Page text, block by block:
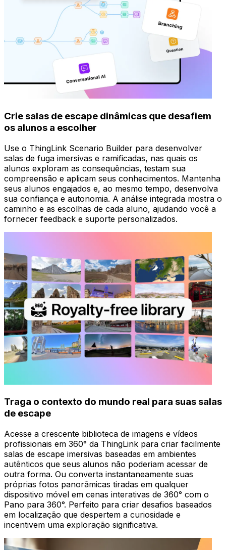
Crie salas de escape dinâmicas que desafiem
os alunos a escolher
Use o ThingLink Scenario Builder para desenvolver
salas de fuga imersivas e ramificadas, nas quais os
alunos exploram as consequências, testam sua
compreensão e aplicam seus conhecimentos. Mantenha
seus alunos engajados e, ao mesmo tempo, desenvolva
sua confiança e autonomia. A análise integrada mostra o
caminho e as escolhas de cada aluno, ajudando você a
fornecer feedback e suporte personalizados.
Traga o contexto do mundo real para suas salas
de escape
Acesse a crescente biblioteca de imagens e vídeos
profissionais em 360° da ThingLink para criar facilmente
salas de escape imersivas baseadas em ambientes
autênticos que seus alunos não poderiam acessar de
outra forma. Ou converta instantaneamente suas
próprias fotos panorâmicas tiradas em qualquer
dispositivo móvel em cenas interativas de 360° com o
Pano para 360°. Perfeito para criar desafios baseados
em localização que despertem a curiosidade e
incentivem uma exploração significativa.